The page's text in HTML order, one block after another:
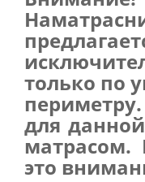
только по
для
матрасом.
это